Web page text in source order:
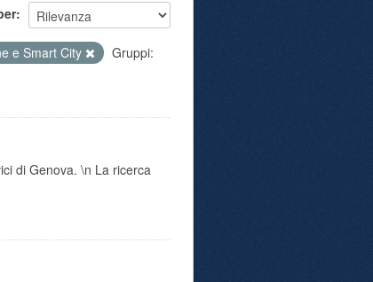
e Smart City
Gruppi:
di Genova. \n La ricerca